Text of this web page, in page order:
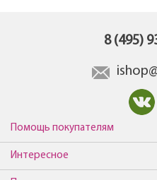
8 (495)
Помощь покупателям
Интересное